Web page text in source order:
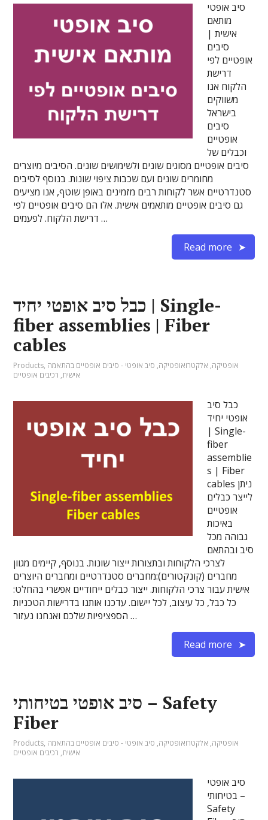
סיב אופטי
מותאם
אישית |
סיבים
אופטיים לפי
דרישת
הלקוח אנו
משווקים
בישראל
סיבים
אופטיים
וכבלים של
סיבים אופטיים מסוגים שונים ולשימושים שונים. הסיבים מיוצרים
מחומרים שונים ועם שכבות ציפוי שונות. בנוסף לסיבים
סטנדרטיים אשר לקוחות רבים מזמינים באופן שוטף, אנו מציעים
גם סיבים אופטיים מותאמים אישית. אלו הם סיבים אופטיים לפי
דרישת הלקוח. לפעמים …
Read more
כבל סיב אופטי יחיד | Single-
fiber assemblies | Fiber
cables
Products, אופטיקה, אלקטרואופטיקה, סיב אופטי - סיבים אופטיים בהתאמה
אישית, רכיבים אופטיים
כבל סיב
אופטי יחיד
| Single-
fiber
assemblie
s | Fiber
cables ניתן
לייצר כבלים
אופטיים
באיכות
גבוהה מכל
סיב ובהתאם
לצרכי הלקוחות ובתצורות ייצור שונות. בנוסף, קיימים מגוון
מחברים (קונקטורים):מחברים סטנדרטיים ומחברים היוצרים
אישית עבור צרכי הלקוחות. ייצור כבלים ייחודיים אפשרי בהחלט:
כל כבל, כל עיצוב, לכל יישום. עדכנו אותנו בדרישות הטכניות
הספציפיות שלכם ואנחנו נעזור …
Read more
סיב אופטי בטיחותי – Safety
Fiber
Products, אופטיקה, אלקטרואופטיקה, סיב אופטי - סיבים אופטיים בהתאמה
אישית, רכיבים אופטיים
סיב אופטי
בטיחותי –
Safety